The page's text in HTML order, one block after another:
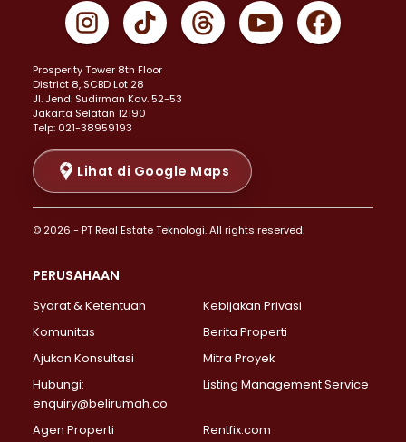
Properti Dijual di Gambir >
Properti Dijual di Johar Baru >
Properti Dijual di Menteng >
Properti Dijual di Senen >
Properti Dijual di Tanah Abang >
Properti Dijual di Cikini >
Properti Dijual di Kramat >
Properti Dijual di Pasar Baru >
Properti Dijual di Bendungan Hilir >
Properti Dijual di Jakarta Selatan >
Properti Dijual di Lebak Bulus >
Properti Dijual di Gandaria Selatan >
Properti Dijual di Pondok Labu >
Properti Dijual di Lenteng Agung >
Properti Dijual di Senayan >
Properti Dijual di Pondok Pinang >
Prosperity Tower 8th Floor
District 8, SCBD Lot 28
JI. Jend. Sudirman Kav. 52-53
Jakarta Selatan 12190
Telp: 021-38959193
Lihat di Google Maps
© 2026 - PT Real Estate Teknologi. All rights reserved.
PERUSAHAAN
Syarat & Ketentuan
Kebijakan Privasi
Komunitas
Berita Properti
Ajukan Konsultasi
Mitra Proyek
Hubungi:
enquiry@belirumah.co
Listing Management Service
Agen Properti Rentfix.com